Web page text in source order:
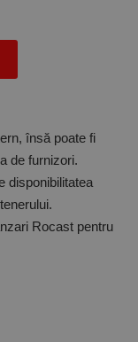
însă poate fi
de furnizori.
disponibilitatea
Rocast pentru